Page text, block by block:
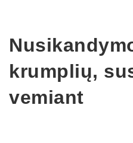
krumplių,
vemiant